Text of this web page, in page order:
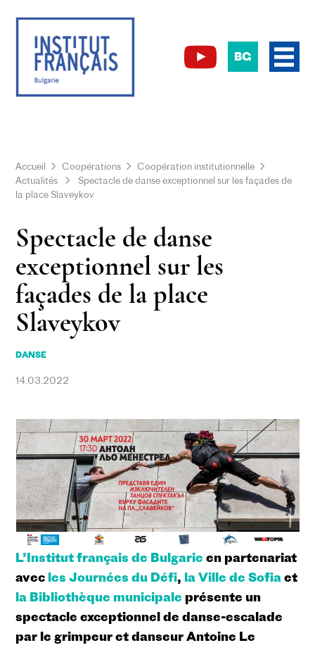
BG
Accueil Coopérations
Coopération institutionnelle
Actualités
Spectacle de danse exceptionnel sur les façades de
la place Slaveykov
Spectacle de danse
exceptionnel sur les
façades de la place
Slaveykov
DANSE
14.03.2022
L’Institut français de Bulgarie en partenariat
avec les Journées du Défi, la Ville de Sofia et
la Bibliothèque municipale présente un
spectacle exceptionnel de danse-escalade
par le grimpeur et danseur Antoine Le